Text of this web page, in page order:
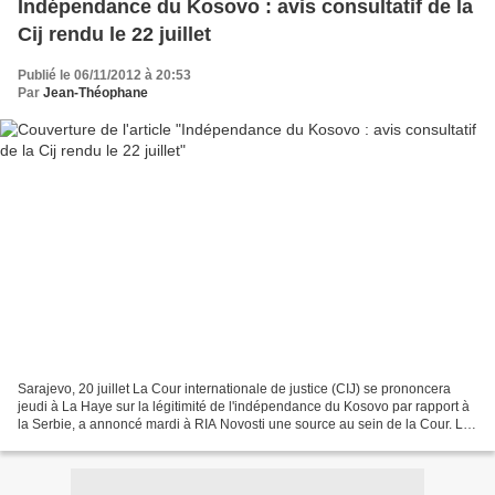
Indépendance du Kosovo : avis consultatif de la
Cij rendu le 22 juillet
Publié le 06/11/2012 à 20:53
Par Jean-Théophane
Sarajevo, 20 juillet La Cour internationale de justice (CIJ) se prononcera
jeudi à La Haye sur la légitimité de l'indépendance du Kosovo par rapport à
la Serbie, a annoncé mardi à RIA Novosti une source au sein de la Cour. Les